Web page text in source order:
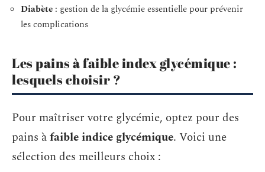
Diabète : gestion de la glycémie essentielle pour prévenir
les complications
Les pains à faible index glycémique :
lesquels choisir ?
Pour maîtriser votre glycémie, optez pour des
pains àfaible indice glycémique. Voici une
sélection des meilleurs choix :